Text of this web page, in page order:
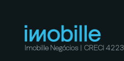
Imobille Negócios | CRECI